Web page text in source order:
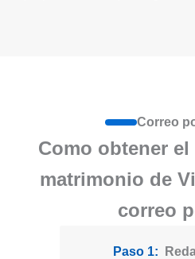
Correo
Como obtener
matrimonio de
correo
Paso 1: